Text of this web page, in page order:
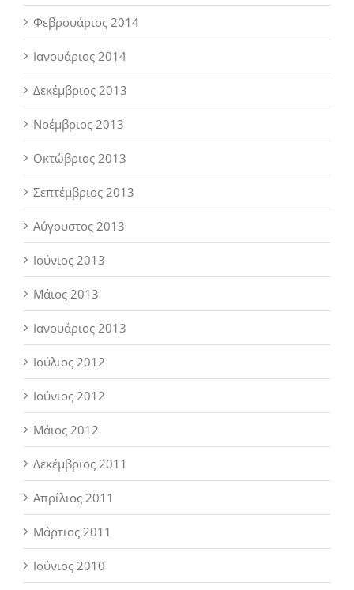
Φεβρουάριος 2014
Ιανουάριος 2014
Δεκέμβριος 2013
Νοέμβριος 2013
Οκτώβριος 2013
Σεπτέμβριος 2013
Αύγουστος 2013
Ιούνιος 2013
Μάιος 2013
Ιανουάριος 2013
Ιούλιος 2012
Ιούνιος 2012
Μάιος 2012
Δεκέμβριος 2011
Απρίλιος 2011
Μάρτιος 2011
Ιούνιος 2010